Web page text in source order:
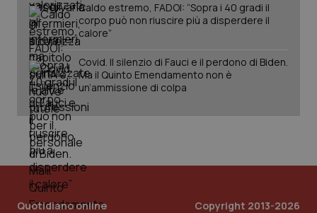
Caldo estremo, FADOI: “Sopra i 40 gradi il
corpo può non riuscire più a disperdere il
calore”
Covid. Il silenzio di Fauci e il perdono di Biden.
Ma il Quinto Emendamento non è
un’ammissione di colpa
Quotidiano online
Copyright 2013-2026
PHPSESSID
PHP.net
www.quotidianosanita.it